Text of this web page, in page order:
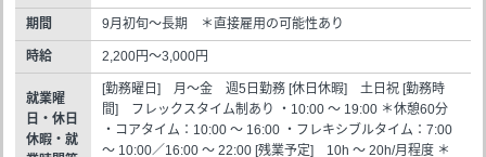
期間 9月初旬～長期 ＊直接雇用の可能性あり
時給 2,200円～3,000円
就業曜
日・休日
休暇・就
[勤務曜日] 月～金 週5日勤務 [休日休暇] 土日祝 [勤務時
間] フレックスタイム制あり ・10:00 ～ 19:00 ＊休憩60分
・コアタイム：10:00 ～ 16:00 ・フレキシブルタイム：7:00
～ 10:00／16:00 ～ 22:00 [残業予定] 10h ～ 20h/月程度 ＊